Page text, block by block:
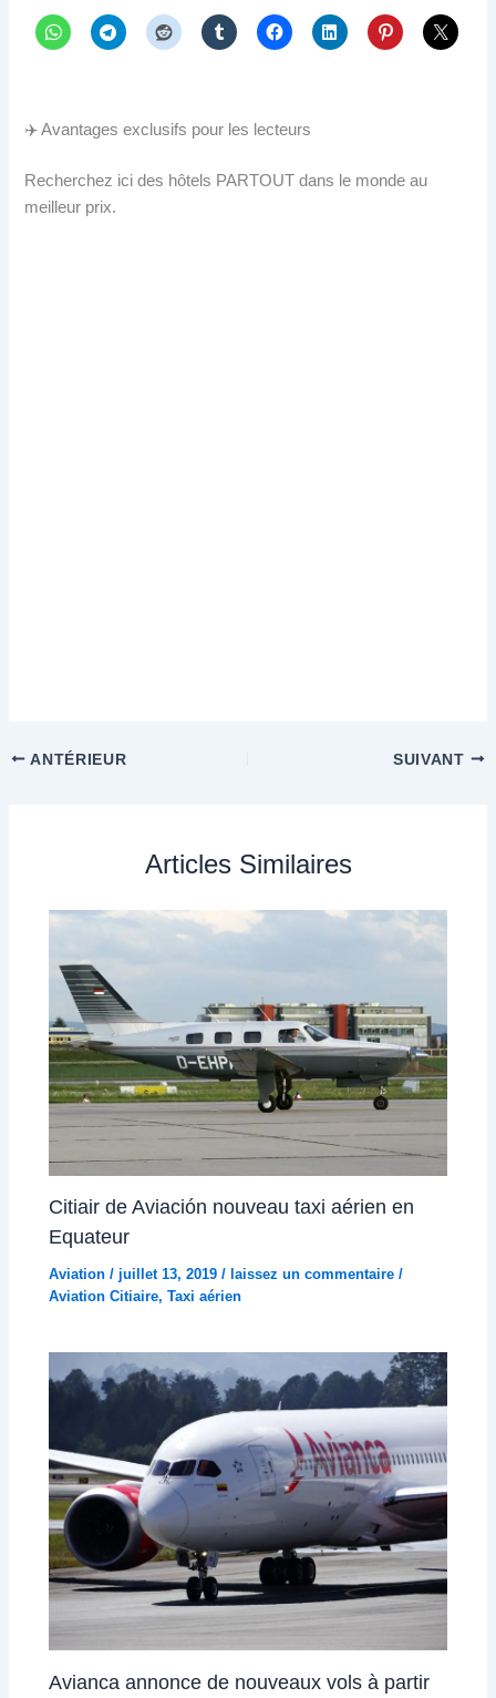
✈️ Avantages exclusifs pour les lecteurs
Recherchez ici des hôtels PARTOUT dans le monde au
meilleur prix.
ANTÉRIEUR SUIVANT
Articles Similaires
Citiair de Aviación nouveau taxi aérien en
Equateur
Aviation / juillet 13, 2019/ laissez un commentaire /
Aviation Citiaire,Taxi aérien
Avianca annonce de nouveaux vols à partir